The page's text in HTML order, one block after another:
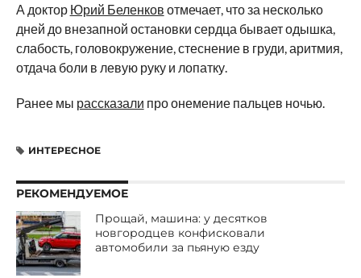
А доктор Юрий Беленков отмечает, что за несколько
дней до внезапной остановки сердца бывает одышка,
слабость, головокружение, стеснение в груди, аритмия,
отдача боли в левую руку и лопатку.
Ранее мы рассказали про онемение пальцев ночью.
ИНТЕРЕСНОЕ
РЕКОМЕНДУЕМОЕ
Прощай, машина: у десятков
новгородцев конфисковали
автомобили за пьяную езду